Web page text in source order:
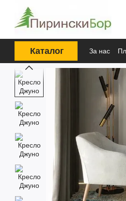
Премини към основното съдържание
Каталог За нас